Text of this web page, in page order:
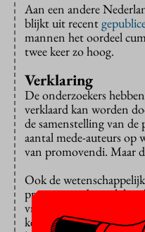
Aan een andere
blijkt uit recent
mannen het oordeel
twee keer zo hoog.
Verklaring
De onderzoekers
verklaard kan worden
de samenstelling van
aantal mede-auteurs op
van promovendi. Maar
Ook de
promotieonderzoek kan
vrouwen niet
keken onder andere in